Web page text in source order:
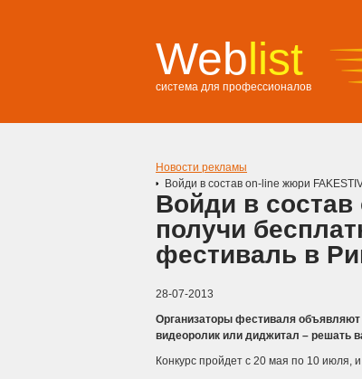
Weblist
система для профессионалов
Новости рекламы
Войди в состав on-line жюри
Войди в
получи
фестиваль в
28-07-2013
Организаторы фестиваля
видеоролик или диджитал – решать
Конкурс пройдет с 20 мая по 10 июля,